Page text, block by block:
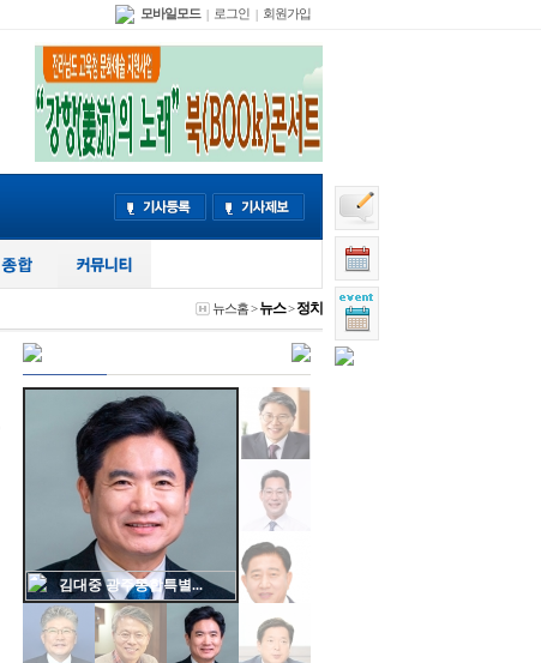
모바일모드 로그인 회원가입
뉴스홈>뉴스>정치
민형배 광주통합특별...